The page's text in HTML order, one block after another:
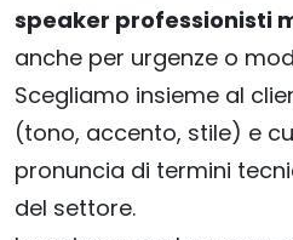
speaker professionisti
anche per urgenze o
Scegliamo insieme al
(tono, accento, stile) e
pronuncia di termini
del settore.